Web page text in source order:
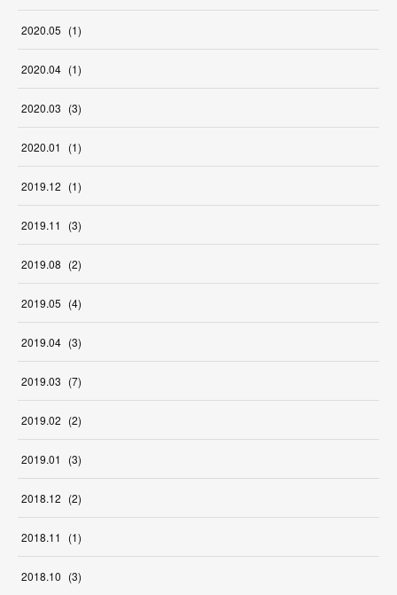
2020.05 (1)
2020.04 (1)
2020.03 (3)
2020.01 (1)
2019.12 (1)
2019.11 (3)
2019.08 (2)
2019.05 (4)
2019.04 (3)
2019.03 (7)
2019.02 (2)
2019.01 (3)
2018.12 (2)
2018.11 (1)
2018.10 (3)